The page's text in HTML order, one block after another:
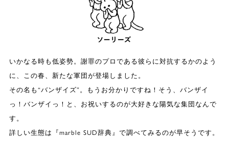
いかなる時も低姿勢。謝罪のプロである彼らに対抗するかのよう
に、この春、新たな軍団が登場しました。
その名も“バンザイズ”。もうお分かりですね！そう、バンザイ
っ！バンザイっ！と、お祝いするのが大好きな陽気な集団なんで
す。
詳しい生態は『marble SUD辞典』で調べてみるのが早そうです。